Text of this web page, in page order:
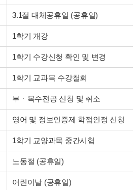
3.1절 대체공휴일 (공휴일)
1학기 개강
1학기 수강신청 확인 및 변경
1학기 교과목 수강철회
부ㆍ복수전공 신청 및 취소
영어 및 정보인증제 학점인정 신청
1학기 교양과목 중간시험
노동절 (공휴일)
어린이날 (공휴일)